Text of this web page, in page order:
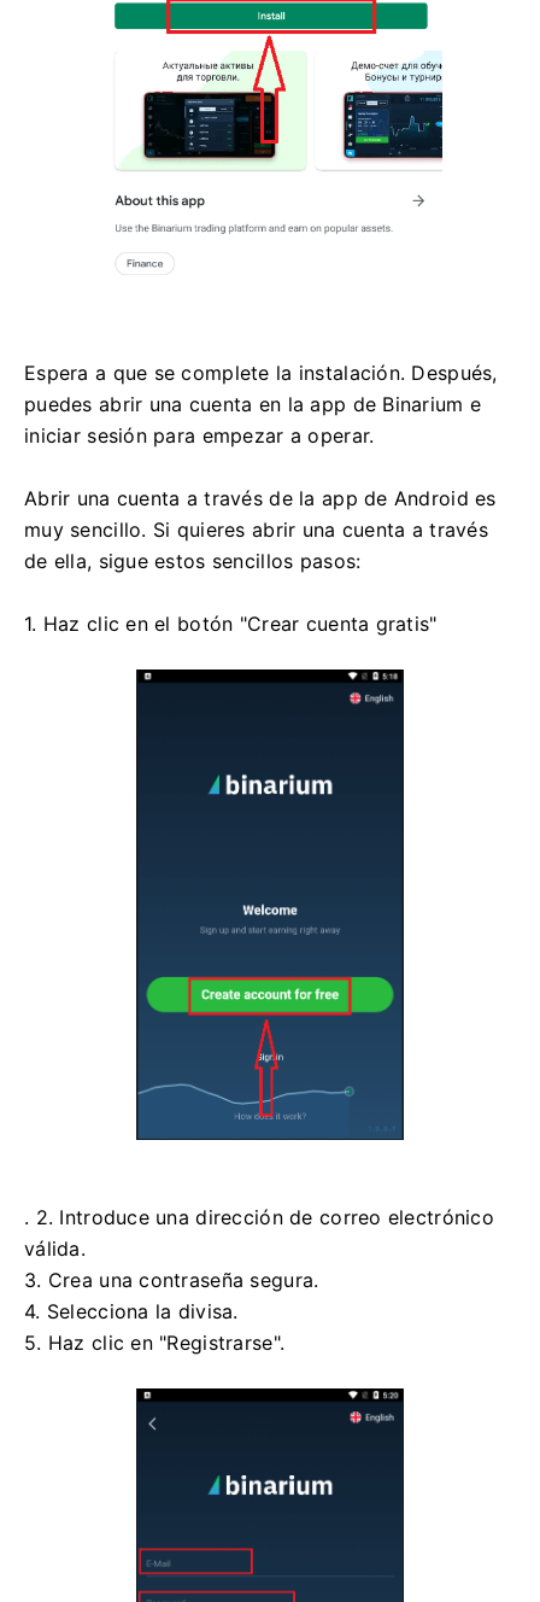
Espera a que se complete la instalación. Después,
puedes abrir una cuenta en la app de Binarium e
iniciar sesión para empezar a operar.
Abrir una cuenta a través de la app de Android es
muy sencillo. Si quieres abrir una cuenta a través
de ella, sigue estos sencillos pasos:
1. Haz clic en el botón "Crear cuenta gratis"
. 2. Introduce una dirección de correo electrónico
válida.
3. Crea una contraseña segura.
4. Selecciona la divisa.
5. Haz clic en "Registrarse".